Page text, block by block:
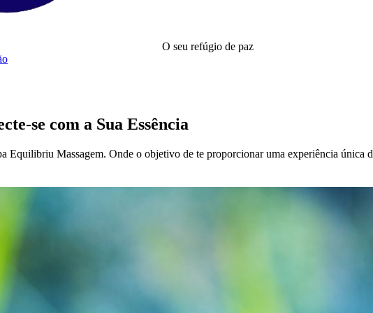
O seu refúgio de paz
se com a Sua Essência
Equilibriu Massagem. Onde o objetivo de te proporcionar uma experiência única